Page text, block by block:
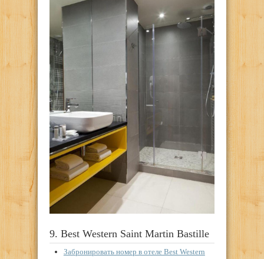
9. Best Western Saint Martin Bastille
Забронировать номер в отеле Best Western